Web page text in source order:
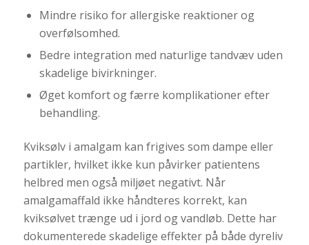
Mindre risiko for allergiske reaktioner og
overfølsomhed.
Bedre integration med naturlige tandvæv uden
skadelige bivirkninger.
Øget komfort og færre komplikationer efter
behandling.
Kviksølv i amalgam kan frigives som dampe eller
partikler, hvilket ikke kun påvirker patientens
helbred men også miljøet negativt. Når
amalgamaffald ikke håndteres korrekt, kan
kviksølvet trænge ud i jord og vandløb. Dette har
dokumenterede skadelige effekter på både dyreliv